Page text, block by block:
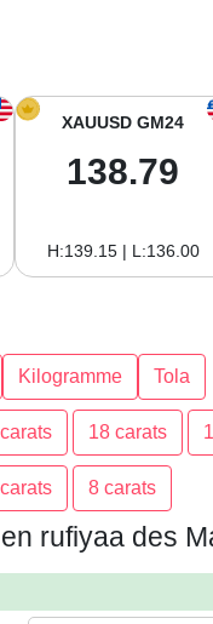
XAUUSD GM24
138.79
H:139.15 | L:136.00
Kilogramme Tola
18 carats
8 carats
rufiyaa des